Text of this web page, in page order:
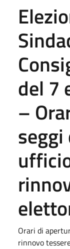
del 7
–
Orari di
rinnovo